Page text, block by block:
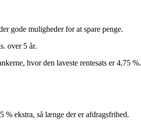
gode muligheder for at spare penge.
over 5 år.
hvor den laveste rentesats er 4,75 %.
% ekstra, så længe der er afdragsfrihed.